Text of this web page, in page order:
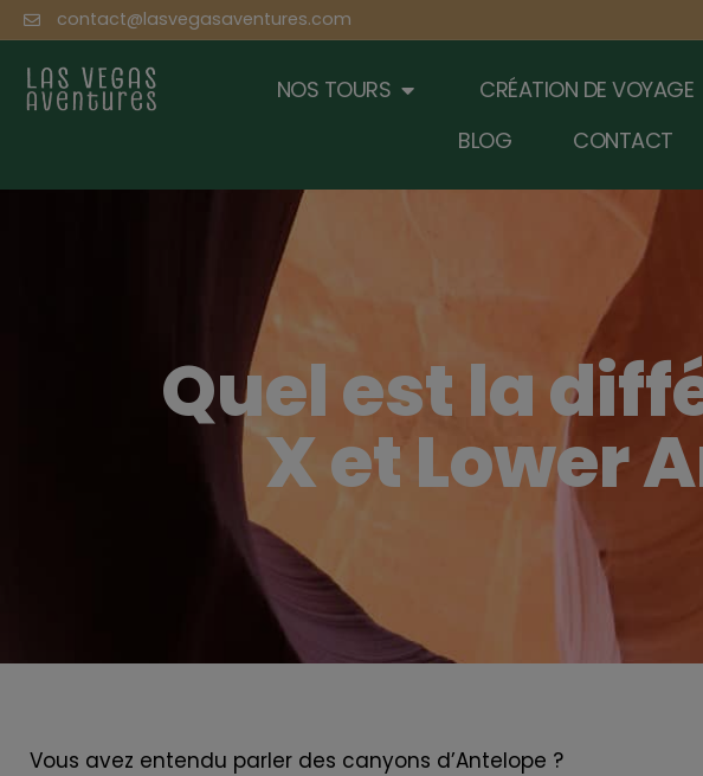
contact@lasvegasaventures.com
NOS TOURS CRÉATION DE VOYAGE
BLOG
CONTACT
Quel est la
X et Lower
Vous avez entendu parler des canyons d’Antelope ?